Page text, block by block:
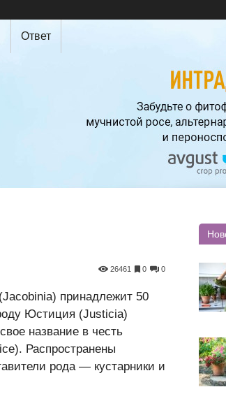
Ответ
0
0
26461
принадлежит 50
Юстиция (Justicia)
название в честь
Распространены
рода — кустарники и